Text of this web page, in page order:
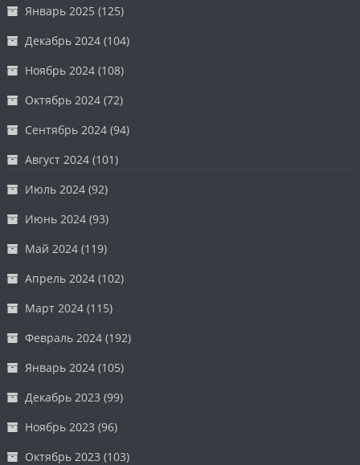
Январь 2025 (125)
Декабрь 2024 (104)
Ноябрь 2024 (108)
Октябрь 2024 (72)
Сентябрь 2024 (94)
Август 2024 (101)
Июль 2024 (92)
Июнь 2024 (93)
Май 2024 (119)
Апрель 2024 (102)
Март 2024 (115)
Февраль 2024 (192)
Январь 2024 (105)
Декабрь 2023 (99)
Ноябрь 2023 (96)
Октябрь 2023 (103)